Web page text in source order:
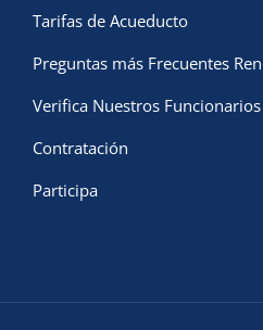
Tarifas de Acueducto
Preguntas más Frecuentes
Verifica Nuestros Funcionarios
Contratación
Participa